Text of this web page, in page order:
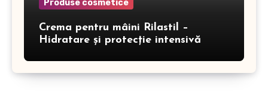
Produse cosmetice
Crema pentru mâini Rilastil –
Hidratare și protecție intensivă